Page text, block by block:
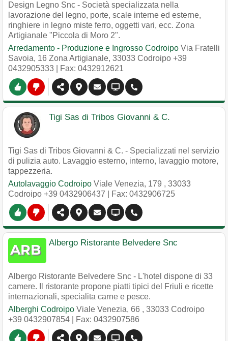
Design Legno Snc - Società specializzata nella
lavorazione del legno, porte, scale interne ed esterne,
ringhiere in legno miste ferro, oggetti vari, ecc. Zona
Artigianale "Piccola di Moro 2".
Arredamento - Produzione e Ingrosso Codroipo Via Fratelli
Savoia, 16 Zona Artigianale, 33033 Codroipo +39
0432905333 | Fax: 0432912621
Tigi Sas di Tribos Giovanni & C.
Tigi Sas di Tribos Giovanni & C. - Specializzati nel servizio
di pulizia auto. Lavaggio esterno, interno, lavaggio motore,
tappezzeria.
Autolavaggio Codroipo Viale Venezia, 179 , 33033
Codroipo +39 0432906437 | Fax: 0432906725
Albergo Ristorante Belvedere Snc
Albergo Ristorante Belvedere Snc - L'hotel dispone di 33
camere. Il ristorante propone piatti tipici del Friuli e ricette
internazionali, specialita carne e pesce.
Alberghi Codroipo Viale Venezia, 66 , 33033 Codroipo
+39 0432907854 | Fax: 0432907586